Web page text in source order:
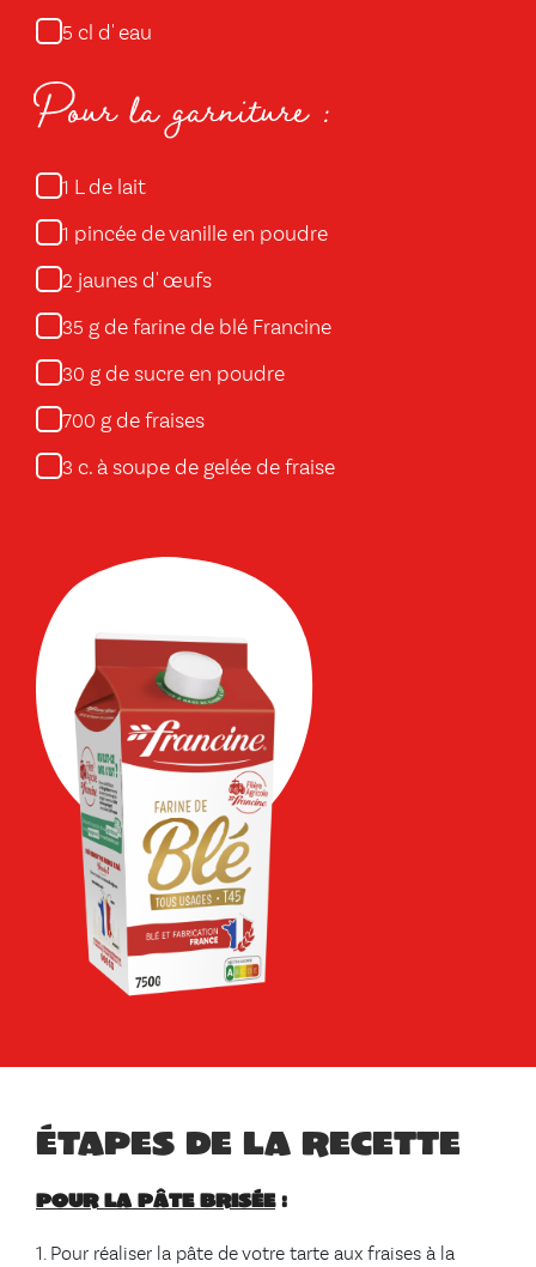
5 cl d' eau
Pour la garniture :
1 L de lait
1 pincée de vanille en poudre
2 jaunes d' œufs
35 g de farine de blé Francine
30 g de sucre en poudre
700 g de fraises
3 c. à soupe de gelée de fraise
Étapes de la recette
Pour la pâte brisée:
Pour réaliser la pâte de votre tarte aux fraises à la